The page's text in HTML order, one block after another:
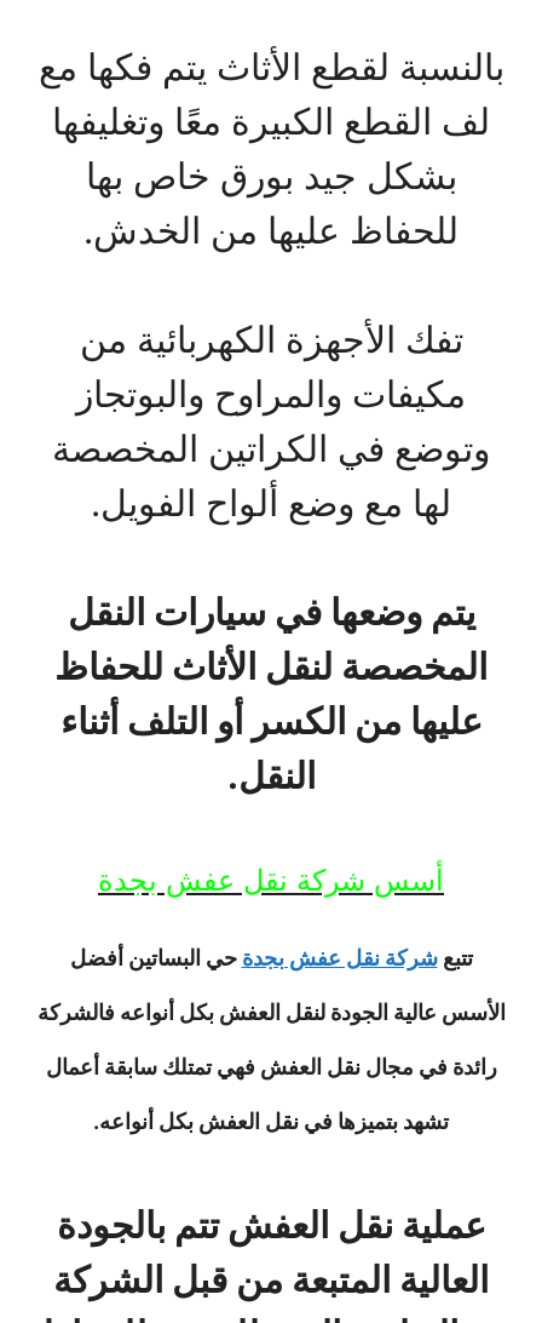
بالنسبة لقطع الأثاث يتم فكها مع
لف القطع الكبيرة معًا وتغليفها
بشكل جيد بورق خاص بها
للحفاظ عليها من الخدش.
تفك الأجهزة الكهربائية من
مكيفات والمراوح والبوتجاز
وتوضع في الكراتين المخصصة
لها مع وضع ألواح الفويل.
يتم وضعها في سيارات النقل
المخصصة لنقل الأثاث للحفاظ
عليها من الكسر أو التلف أثناء
النقل.
أسس شركة نقل عفش بجدة
تتبع شركة نقل عفش بجدةحي البساتين أفضل
الأسس عالية الجودة لنقل العفش بكل أنواعه فالشركة
رائدة في مجال نقل العفش فهي تمتلك سابقة أعمال
تشهد بتميزها في نقل العفش بكل أنواعه.
عملية نقل العفش تتم بالجودة
العالية المتبعة من قبل الشركة